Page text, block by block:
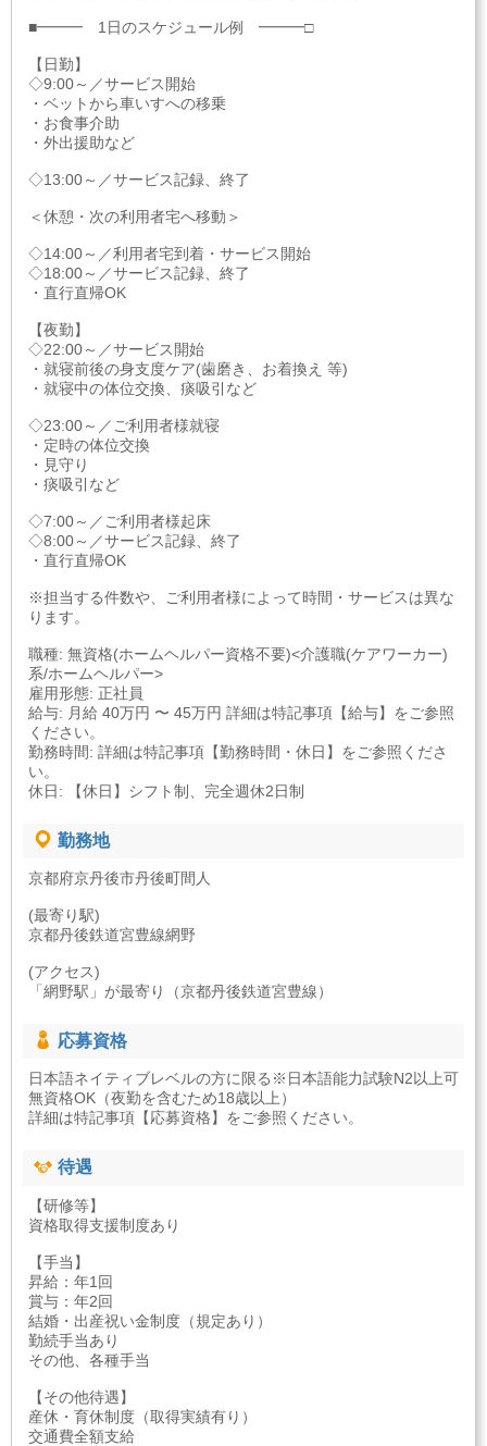
■━━━ 1日のスケジュール例 ━━━□
【日勤】
◇9:00～／サービス開始
・ベットから車いすへの移乗
・お食事介助
・外出援助など
◇13:00～／サービス記録、終了
＜休憩・次の利用者宅へ移動＞
◇14:00～／利用者宅到着・サービス開始
◇18:00～／サービス記録、終了
・直行直帰OK
【夜勤】
◇22:00～／サービス開始
・就寝前後の身支度ケア(歯磨き、お着換え 等)
・就寝中の体位交換、痰吸引など
◇23:00～／ご利用者様就寝
・定時の体位交換
・見守り
・痰吸引など
◇7:00～／ご利用者様起床
◇8:00～／サービス記録、終了
・直行直帰OK
※担当する件数や、ご利用者様によって時間・サービスは異な
ります。
職種: 無資格(ホームヘルパー資格不要)<介護職(ケアワーカー)
系/ホームヘルパー>
雇用形態: 正社員
給与: 月給 40万円 〜 45万円 詳細は特記事項【給与】をご参照
ください。
勤務時間: 詳細は特記事項【勤務時間・休日】をご参照くださ
い。
休日: 【休日】シフト制、完全週休2日制
勤務地
京都府京丹後市丹後町間人
(最寄り駅)
京都丹後鉄道宮豊線網野
(アクセス)
「網野駅」が最寄り（京都丹後鉄道宮豊線）
応募資格
日本語ネイティブレベルの方に限る※日本語能力試験N2以上可
無資格OK（夜勤を含むため18歳以上）
詳細は特記事項【応募資格】をご参照ください。
待遇
【研修等】
資格取得支援制度あり
【手当】
昇給：年1回
賞与：年2回
結婚・出産祝い金制度（規定あり）
勤続手当あり
その他、各種手当
【その他待遇】
産休・育休制度（取得実績有り）
交通費全額支給